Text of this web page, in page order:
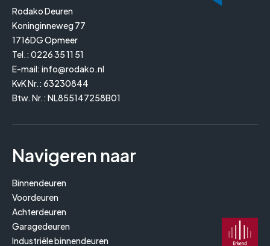
Rodako Deuren
Koninginneweg 77
1716DG Opmeer
Tel.: 0226 35 11 51
E-mail: info@rodako.nl
KvK Nr.: 63230844
Btw. Nr.: NL855147258B01
Navigeren naar
Binnendeuren
Voordeuren
Achterdeuren
Garagedeuren
Industriële binnendeuren